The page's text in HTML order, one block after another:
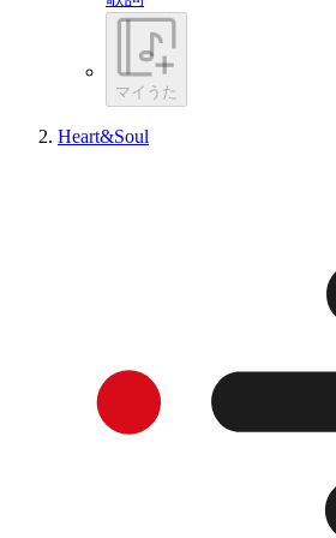
マイうた
Heart&Soul